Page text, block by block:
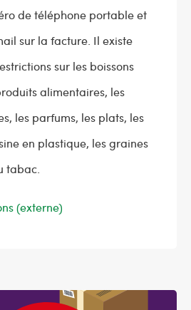
de téléphone portable et
sur la facture. Il existe
sur les boissons
alimentaires, les
les parfums, les plats, les
en plastique, les graines
tabac.
(externe)